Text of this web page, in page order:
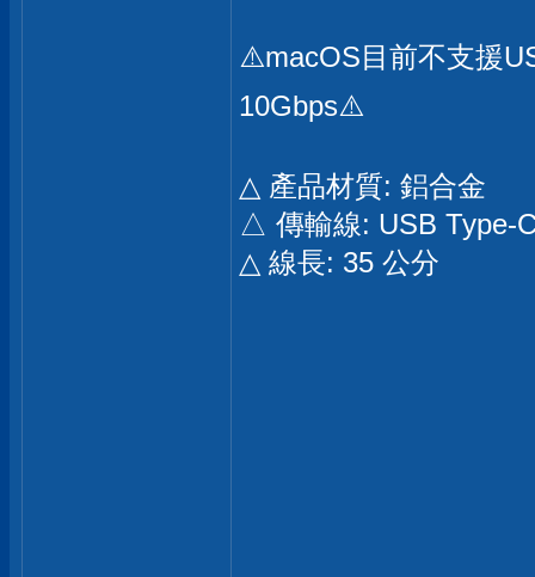
⚠️macOS目前不支援
10Gbps⚠️
△ 產品材質: 鋁合金
△ 傳輸線: USB Type-
△ 線長: 35 公分